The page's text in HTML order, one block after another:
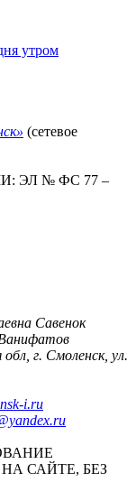
утром
(сетевое
ЭЛ № ФС 77 –
Савенок
Ванифатов
г. Смоленск, ул.
i.ru
САЙТЕ, БЕЗ